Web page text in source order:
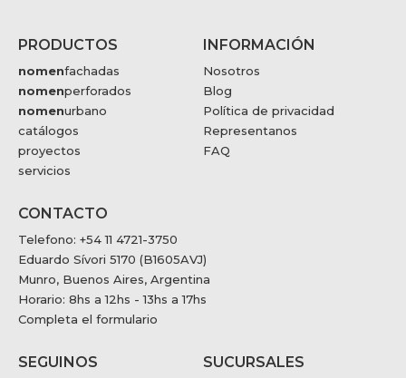
PRODUCTOS
nomenfachadas
nomenperforados
nomenurbano
catálogos
proyectos
servicios
INFORMACIÓN
Nosotros
Blog
Política de privacidad
Representanos
FAQ
CONTACTO
Telefono: +54 11 4721-3750
Eduardo Sívori 5170 (B1605AVJ)
Munro, Buenos Aires, Argentina
Horario: 8hs a 12hs - 13hs a 17hs
Completa el formulario
SEGUINOS SUCURSALES